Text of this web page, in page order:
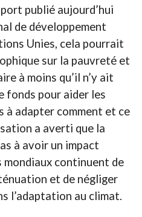
publié aujourd’hui
de développement
Unies, cela pourrait
sur la pauvreté et
à moins qu’il n’y ait
fonds pour aider les
à adapter comment et ce
a averti que la
à avoir un impact
continuent de
et de négliger
l’adaptation au climat.